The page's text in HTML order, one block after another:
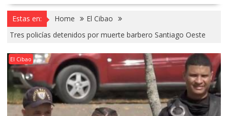
Estas en: Home
El Cibao
Tres policías detenidos por muerte barbero Santiago Oeste
El Cibao